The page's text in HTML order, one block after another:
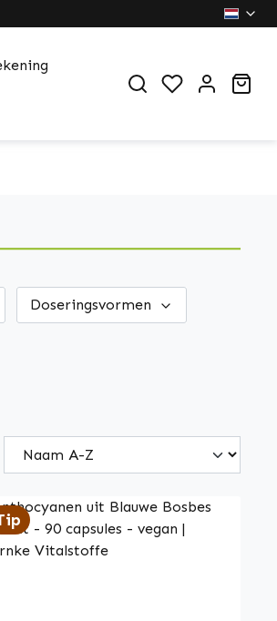
You have 0
Doseringsvormen